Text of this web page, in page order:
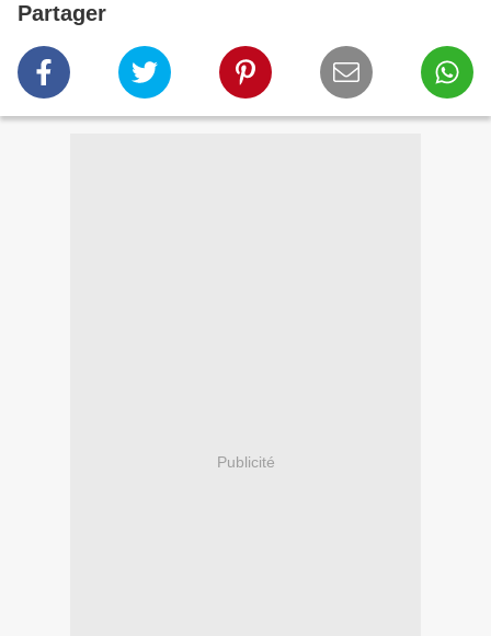
Partager
Publicité